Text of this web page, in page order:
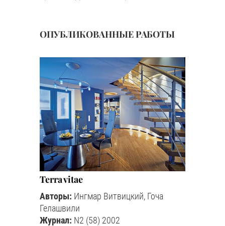
ОПУБЛИКОВАННЫЕ РАБОТЫ
Terra vitae
Авторы: Ингмар Витвицкий, Гоча
Гелашвили
Журнал: N2 (58) 2002